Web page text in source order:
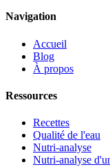
Navigation
Accueil
Blog
À propos
Ressources
Recettes
Qualité de l'eau
Nutri-analyse
Nutri-analyse